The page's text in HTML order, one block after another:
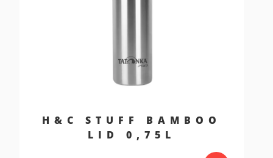
H&C STUFF BAMBOO
LID 0,75L